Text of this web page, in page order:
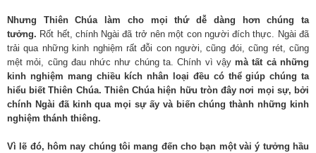
Nhưng Thiên Chúa làm cho mọi thứ dễ dàng hơn chúng ta
tưởng. Rốt hết, chính Ngài đã trở nên một con người đích thực. Ngài đã
trải qua những kinh nghiệm rất đỗi con người, cũng đói, cũng rét, cũng
mệt mỏi, cũng đau nhức như chúng ta. Chính vì vậymà tất cả những
kinh nghiệm mang chiều kích nhân loại đều có thể giúp chúng ta
hiểu biết Thiên Chúa. Thiên Chúa hiện hữu tròn đây nơi mọi sự, bởi
chính Ngài đã kinh qua mọi sự ấy và biến chúng thành những kinh
nghiệm thánh thiêng.
Vì lẽ đó, hôm nay chúng tôi mang đến cho bạn một vài ý tưởng hầu